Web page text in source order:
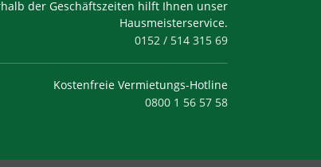
der Geschäftszeiten hilft Ihnen unser
Hausmeisterservice.
0152 / 514 315 69
Kostenfreie Vermietungs-Hotline
0800 1 56 57 58